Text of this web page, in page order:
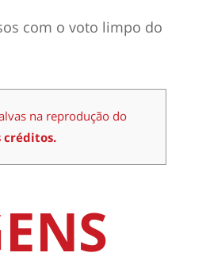
com o voto limpo do
na reprodução do
créditos.